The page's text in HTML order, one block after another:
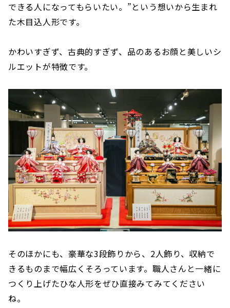
できる人になってもらいたい。”という想いから生まれ
た木目込人形です。
かわいすぎず、古典的すぎず、品のあるお顔と美しいシ
ルエットが特徴です。
そのほかにも、豪華な3段飾りから、2人飾り、収納で
きるものまで幅広くそろっています。職人さんと一緒に
つくり上げたひな人形をぜひ直接みてみてください
ね。